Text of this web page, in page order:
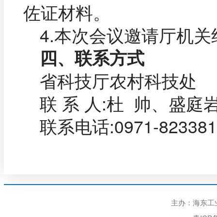
佐证材料。
4.本次会议邀请厅机
四、联系方式
省科技厅农村科技处
联 系 人:杜 帅、盛庭
联系电话:0971-
主办：海东